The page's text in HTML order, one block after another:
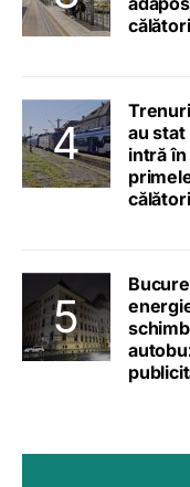
au stat
intră
călători